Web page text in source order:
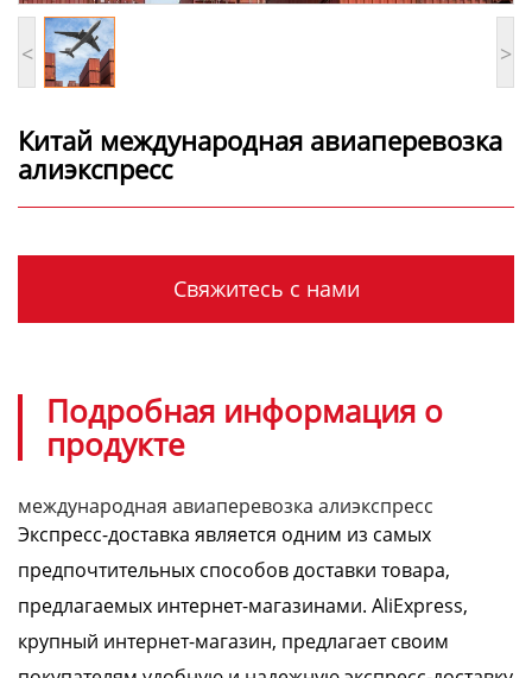
< >
Китай международная авиаперевозка
алиэкспресс
Свяжитесь с нами
Подробная информация о
продукте
международная авиаперевозка алиэкспресс
Экспресс-доставка является одним из самых
предпочтительных способов доставки товара,
предлагаемых интернет-магазинами. AliExpress,
крупный интернет-магазин, предлагает своим